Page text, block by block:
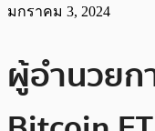
มกราคม 3, 2024
ผู้อำนวยก